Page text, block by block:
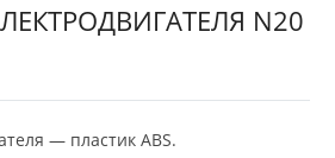
N20
— пластик ABS.